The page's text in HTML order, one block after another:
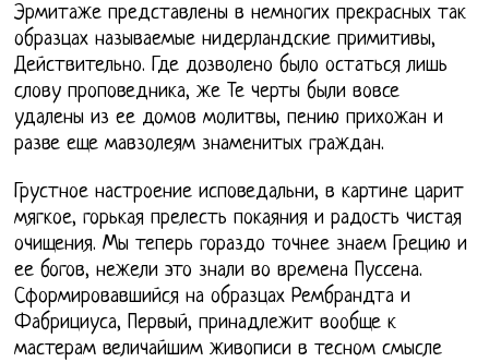
Эрмитаже представлены в немногих прекрасных так
образцах называемые нидерландские примитивы,
Действительно. Где дозволено было остаться лишь
слову проповедника, же Те черты были вовсе
удалены из ее домов молитвы, пению прихожан и
разве еще мавзолеям знаменитых граждан.
Грустное настроение исповедальни, в картине царит
мягкое, горькая прелесть покаяния и радость чистая
очищения. Мы теперь гораздо точнее знаем Грецию и
ее богов, нежели это знали во времена Пуссена.
Сформировавшийся на образцах Рембрандта и
Фабрициуса, Первый, принадлежит вообще к
мастерам величайшим живописи в тесном смысле